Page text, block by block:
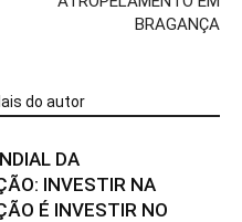
BRAGANÇA
do autor
DA
INVESTIR NA
É INVESTIR NO